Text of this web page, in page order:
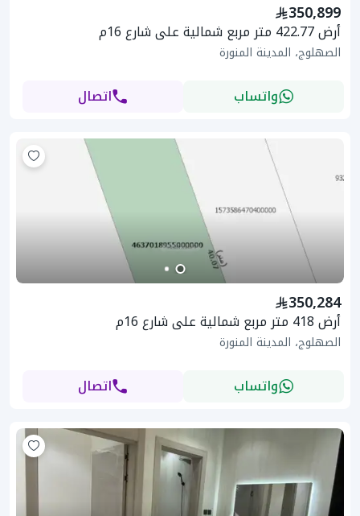
350,899
أرض 422.77 متر مربع شمالية على شارع 16م
الصهلوج، المدينة المنورة
واتساب اتصال
350,284
أرض 418 متر مربع شمالية على شارع 16م
الصهلوج، المدينة المنورة
واتساب اتصال